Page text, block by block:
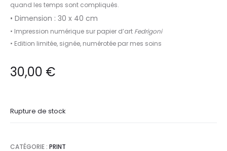
quand les temps sont compliqués.
• Dimension : 30 x 40 cm
• Impression numérique sur papier d’art Fedrigoni
• Edition limitée, signée, numérotée par mes soins
30,00 €
Rupture de stock
CATÉGORIE : PRINT